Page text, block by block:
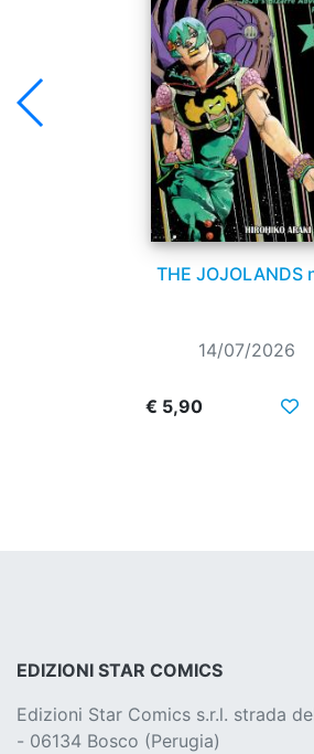
THE JOJOLANDS
14/07/2026
€ 5,90
EDIZIONI STAR COMICS
Edizioni Star Comics s.r.l. strada
- 06134 Bosco (Perugia)